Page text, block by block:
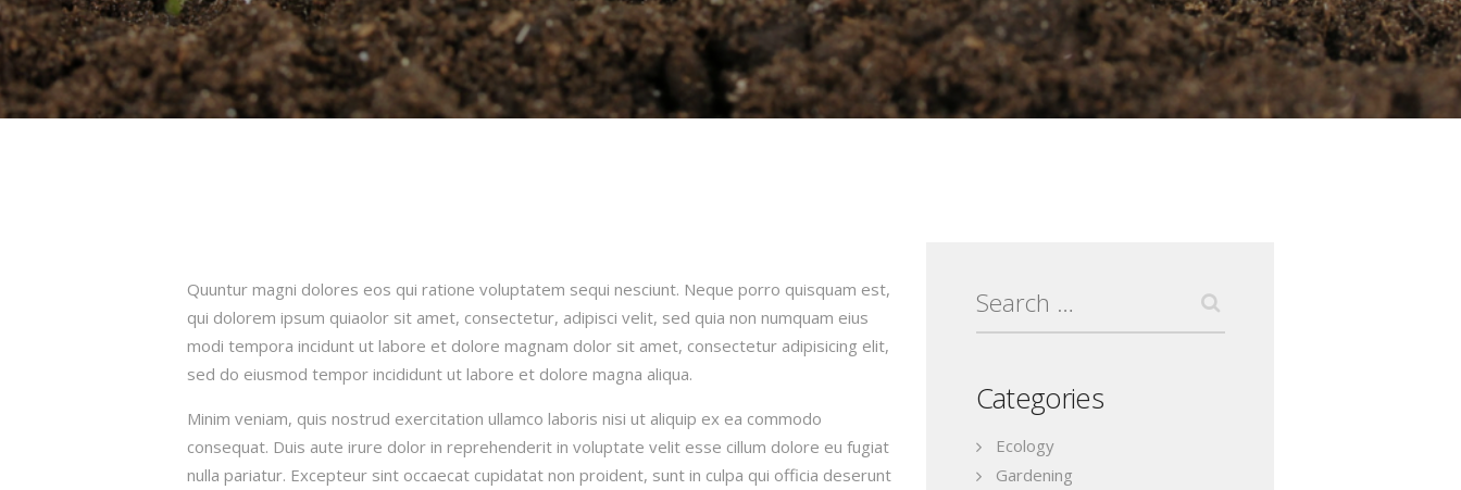
Quuntur magni dolores eos qui ratione voluptatem sequi nesciunt. Neque porro quisquam est,
qui dolorem ipsum quiaolor sit amet, consectetur, adipisci velit, sed quia non numquam eius
modi tempora incidunt ut labore et dolore magnam dolor sit amet, consectetur adipisicing elit,
sed do eiusmod tempor incididunt ut labore et dolore magna aliqua.
Minim veniam, quis nostrud exercitation ullamco laboris nisi ut aliquip ex ea commodo
consequat. Duis aute irure dolor in reprehenderit in voluptate velit esse cillum dolore eu fugiat
nulla pariatur. Excepteur sint occaecat cupidatat non proident, sunt in culpa qui officia deserunt
for:
Categories
Ecology
Gardening